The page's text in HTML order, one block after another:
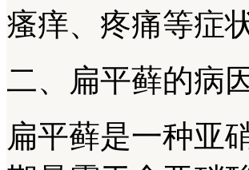
瘙痒、疼痛等症状
二、扁平藓的病
扁平藓是一种亚